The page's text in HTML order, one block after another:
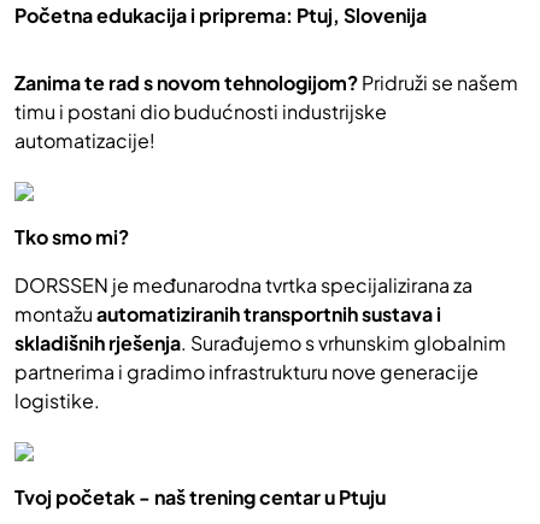
Početna edukacija i priprema: Ptuj, Slovenija
Zanima te rad s novom tehnologijom?Pridruži se našem
timu i postani dio budućnosti industrijske
automatizacije!
Tko smo mi?
DORSSEN je međunarodna tvrtka specijalizirana za
montažuautomatiziranih transportnih sustava i
skladišnih rješenja. Surađujemo s vrhunskim globalnim
partnerima i gradimo infrastrukturu nove generacije
logistike.
Tvoj početak - naš trening centar u Ptuju